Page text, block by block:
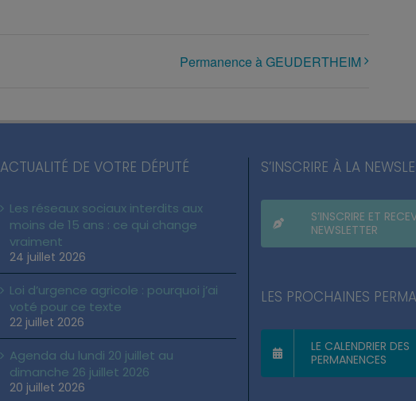
Permanence à GEUDERTHEIM
ACTUALITÉ DE VOTRE DÉPUTÉ
Les réseaux sociaux interdits aux
moins de 15 ans : ce qui change
vraiment
24 juillet 2026
Loi d’urgence agricole : pourquoi j’ai
voté pour ce texte
22 juillet 2026
Agenda du lundi 20 juillet au
dimanche 26 juillet 2026
20 juillet 2026
S’INSCRIRE À LA
S’INSCRIRE ET
NEWSLETTER
LES PROCHAINES
LE CALENDRIER DES
PERMANENCES